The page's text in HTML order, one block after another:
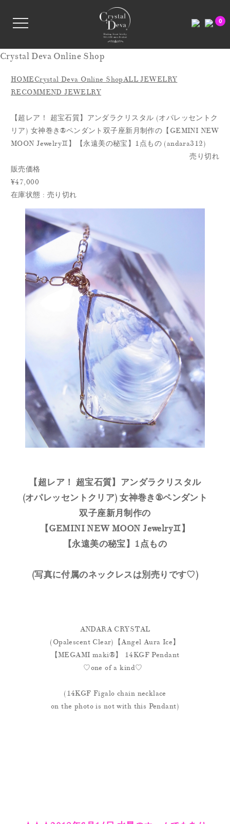
0
Crystal Deva Online Shop
HOMECrystal Deva Online ShopALL JEWELRY
RECOMMEND JEWELRY
【超レア！ 超宝石質】アンダラクリスタル (オパレッセントク
リア) 女神巻き®ペンダント双子座新月制作の【GEMINI NEW
MOON Jewelry♊️】【永遠美の秘宝】1点もの (andara312)
売り切れ
販売価格
¥47,000
在庫状態 : 売り切れ
【超レア！ 超宝石質】アンダラクリスタル
(オパレッセントクリア) 女神巻き®ペンダント
双子座新月制作の
【GEMINI NEW MOON Jewelry♊️】
【永遠美の秘宝】1点もの
(写真に付属のネックレスは別売りです♡)
ANDARA CRYSTAL
(Opalescent Clear)【Angel Aura Ice】
【MEGAMI maki®︎】 14KGF Pendant
♡one of a kind♡
(14KGF Figalo chain necklace
on the photo is not with this Pendant)